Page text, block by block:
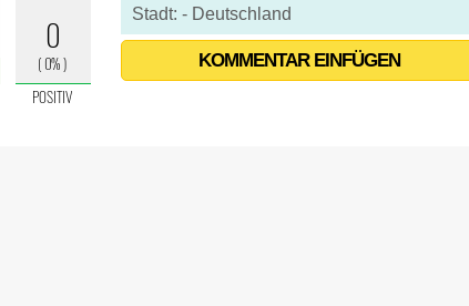
Stadt: - Deutschland
KOMMENTAR EINFÜGEN